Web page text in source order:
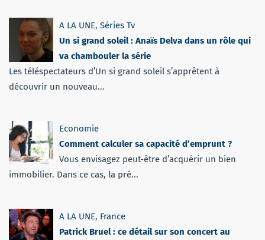
A LA UNE, Séries Tv
Un si grand soleil : Anaïs Delva dans un rôle qui
va chambouler la série
Les téléspectateurs d’Un si grand soleil s’apprêtent à
découvrir un nouveau...
Economie
Comment calculer sa capacité d’emprunt ?
Vous envisagez peut-être d’acquérir un bien
immobilier. Dans ce cas, la pré...
A LA UNE, France
Patrick Bruel : ce détail sur son concert au